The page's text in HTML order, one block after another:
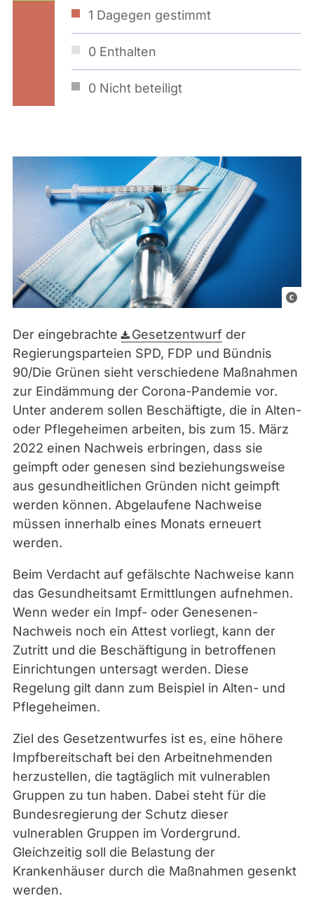
1 Dagegen gestimmt
0 Enthalten
0 Nicht beteiligt
L
n
r
e
e
,
P
a
Der eingebrachte Gesetzentwurf der
Regierungsparteien SPD, FDP und Bündnis
90/Die Grünen sieht verschiedene Maßnahmen
zur Eindämmung der Corona-Pandemie vor.
Unter anderem sollen Beschäftigte, die in Alten-
oder Pflegeheimen arbeiten, bis zum 15. März
2022 einen Nachweis erbringen, dass sie
geimpft oder genesen sind beziehungsweise
aus gesundheitlichen Gründen nicht geimpft
werden können. Abgelaufene Nachweise
müssen innerhalb eines Monats erneuert
werden.
Beim Verdacht auf gefälschte Nachweise kann
das Gesundheitsamt Ermittlungen aufnehmen.
Wenn weder ein Impf- oder Genesenen-
Nachweis noch ein Attest vorliegt, kann der
Zutritt und die Beschäftigung in betroffenen
Einrichtungen untersagt werden. Diese
Regelung gilt dann zum Beispiel in Alten- und
Pflegeheimen.
Ziel des Gesetzentwurfes ist es, eine höhere
Impfbereitschaft bei den Arbeitnehmenden
herzustellen, die tagtäglich mit vulnerablen
Gruppen zu tun haben. Dabei steht für die
Bundesregierung der Schutz dieser
vulnerablen Gruppen im Vordergrund.
Gleichzeitig soll die Belastung der
Krankenhäuser durch die Maßnahmen gesenkt
werden.